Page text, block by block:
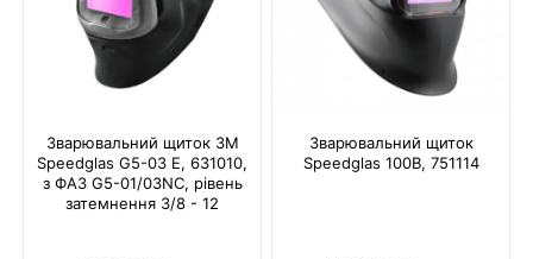
Зварювальний щиток 3M
Speedglas G5-03 E, 631010,
з ФАЗ G5-01/03NC, рівень
затемнення 3/8 - 12
Зварювальний щиток
Speedglas 100B, 751114